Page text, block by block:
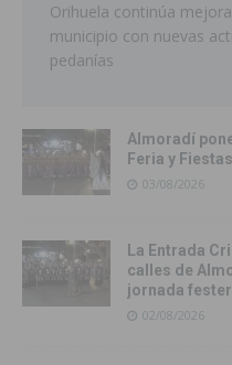
Orihuela continúa
municipio con nuevas
pedanías
Almoradí
Feria y
03/08/2026
La Entrada
calles de
jornada
02/08/2026